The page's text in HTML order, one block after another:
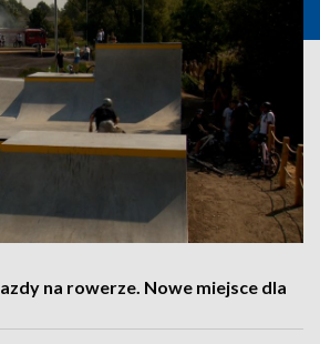
na rowerze. Nowe miejsce dla